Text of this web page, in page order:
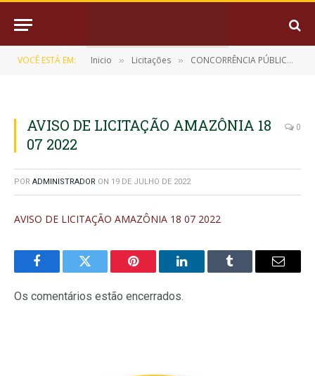
VOCÊ ESTÁ EM: Inicio » Licitações » CONCORRÊNCIA PÚBLICA Nº 003/2022 (CONTRATAÇÃO DE EMPRESA ESPECIALIZADA PARA EXECUÇÃO DE OBRAS DE ENGENHARIA PARA CONSTRUÇÃO E RESTAURAÇÃO DA ORLA DO RIO MOCAJATUBA)
AVISO DE LICITAÇÃO AMAZÔNIA 18
07 2022
0
POR ADMINISTRADOR ON 19 DE JULHO DE 2022
AVISO DE LICITAÇÃO AMAZÔNIA 18 07 2022
FacebookTwitter Pinterest LinkedInTumblr
E-
Os comentários estão encerrados.